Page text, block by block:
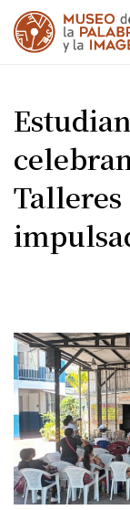
Talleres